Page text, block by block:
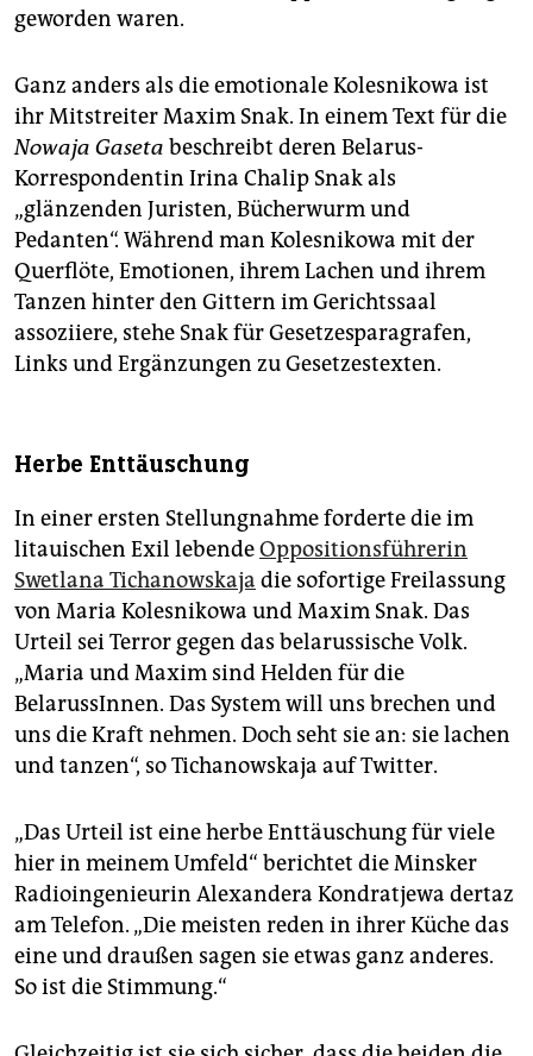
geworden waren.
Ganz anders als die emotionale Kolesnikowa ist
ihr Mitstreiter Maxim Snak. In einem Text für die
Nowaja Gaseta beschreibt deren Belarus-
Korrespondentin Irina Chalip Snak als
„glänzenden Juristen, Bücherwurm und
Pedanten“. Während man Kolesnikowa mit der
Querflöte, Emotionen, ihrem Lachen und ihrem
Tanzen hinter den Gittern im Gerichtssaal
assoziiere, stehe Snak für Gesetzesparagrafen,
Links und Ergänzungen zu Gesetzestexten.
Herbe Enttäuschung
In einer ersten Stellungnahme forderte die im
litauischen Exil lebendeOppositionsführerin
Swetlana Tichanowskaja die sofortige Freilassung
von Maria Kolesnikowa und Maxim Snak. Das
Urteil sei Terror gegen das belarussische Volk.
„Maria und Maxim sind Helden für die
BelarussInnen. Das System will uns brechen und
uns die Kraft nehmen. Doch seht sie an: sie lachen
und tanzen“, so Tichanowskaja auf Twitter.
„Das Urteil ist eine herbe Enttäuschung für viele
hier in meinem Umfeld“ berichtet die Minsker
Radioingenieurin Alexandera Kondratjewa dertaz
am Telefon. „Die meisten reden in ihrer Küche das
eine und draußen sagen sie etwas ganz anderes.
So ist die Stimmung.“